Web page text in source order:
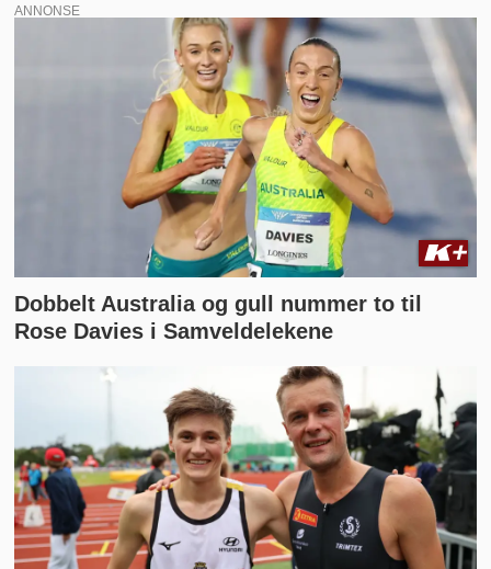
ANNONSE
Dobbelt Australia og gull nummer to til
Rose Davies i Samveldelekene